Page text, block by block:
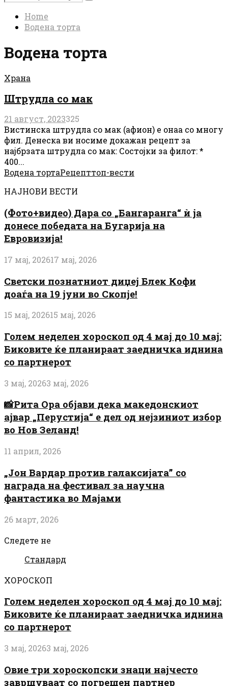
for:
Search
Home
Водена торта
Водена торта
Храна
Штрудла со мак
21 август, 2023325
Вистинска штрудла со мак (афион) е онаа со многу
фил. Денеска ви носиме докажан рецепт за
најбрзата штрудла со мак: Состојки за филот: *
400...
Водена тортаРецепттоп-вести
НАЈНОВИ ВЕСТИ
(Фото+видео) Дара со „Бангаранга“ ѝ ја
донесе победата на Бугарија на
Евровизија!
17 мај, 202617 мај, 2026
Светски познатниот диџеј Блек Кофи
доаѓа на 19 јуни во Скопје!
15 мај, 202615 мај, 2026
Голем неделен хороскоп од 4 мај до 10 мај:
Биковите ќе планираат заедничка иднина
со партнерот
3 мај, 20263 мај, 2026
📸Рита Ора објави дека македонскиот
ајвар „Перустија“ е дел од нејзиниот избор
во Нов Зеланд!
11 април, 2026
„Јон Вардар против галаксијата” со
награда на фестивал за научна
фантастика во Мајами
26 март, 2026
Следете не
Стандард
ХОРОСКОП
Голем неделен хороскоп од 4 мај до 10 мај:
Биковите ќе планираат заедничка иднина
со партнерот
3 мај, 20263 мај, 2026
Овие три хороскопски знаци најчесто
завршуваат со погрешен партнер